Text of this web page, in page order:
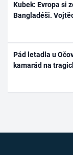
Kubek: Evropa si
Bangladéši.
Pád letadla u
kamarád na